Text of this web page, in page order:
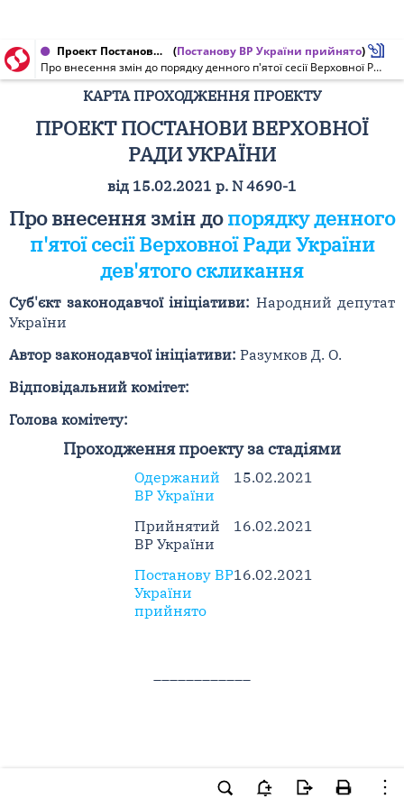
Проект Постанови Верховної Ради України, Карта проходження проекту від 16.02.2021 № 4690-1 (Постанову ВР України прийнято)
Про внесення змін до порядку денного п'ятої сесії Верховної Ради України дев'ятого скликання